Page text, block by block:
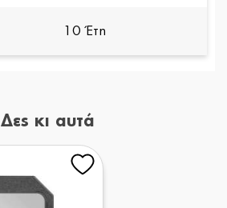
10 Έτη
Δες κι αυτά